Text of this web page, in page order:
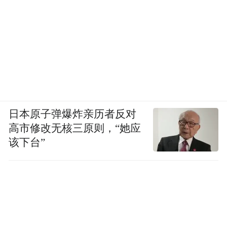
日本原子弹爆炸亲历者反对
高市修改无核三原则，“她应
该下台”